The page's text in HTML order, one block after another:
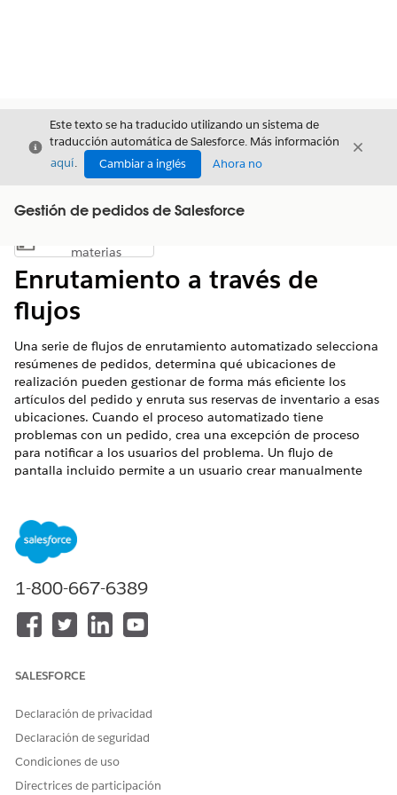
Cerrar
Este texto se ha traducido utilizando un sistema de
traducción automática de Salesforce. Más información
aquí. Cambiar a inglés Ahora no
Cerrar
Gestión de pedidos de Salesforce
Mostrar índice de materias
materias
Enrutamiento a través de
flujos
Una serie de flujos de enrutamiento automatizado selecciona
resúmenes de pedidos, determina qué ubicaciones de
realización pueden gestionar de forma más eficiente los
artículos del pedido y enruta sus reservas de inventario a esas
ubicaciones. Cuando el proceso automatizado tiene
problemas con un pedido, crea una excepción de proceso
para notificar a los usuarios del problema. Un flujo de
pantalla incluido permite a un usuario crear manualmente
realización y los inserta de nuevo en el proceso principal.
Enrutamiento de pedidos automatizado
enrutar pedidos a ubicaciones de realización. Gestión de
puede utilizar para implementar reglas de enrutamiento
pedido y luego determinando qué ubicaciones están más
función empleando la API de Connect.
Enrutamiento con Inventario de OmniCanal
Si está utilizando Inventario de OmniCanal, puede
combinar sus acciones principales de flujo con su lógica
1-800-667-6389
SALESFORCE
Declaración de privacidad
Declaración de seguridad
Condiciones de uso
Directrices de participación